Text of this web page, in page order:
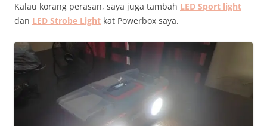
Kalau korang perasan, saya juga tambah LED Sport light
dan LED Strobe Light kat Powerbox saya.